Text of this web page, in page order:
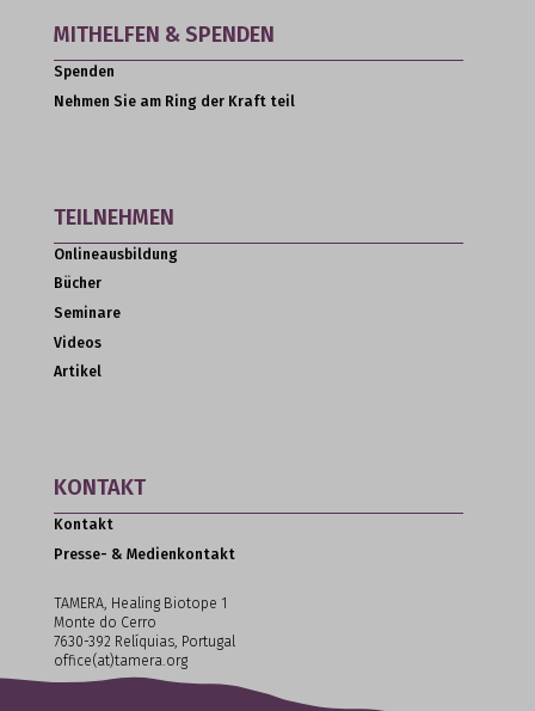
MITHELFEN & SPENDEN
Spenden
Nehmen Sie am Ring der Kraft teil
TEILNEHMEN
Onlineausbildung
Bücher
Seminare
Videos
Artikel
KONTAKT
Kontakt
Presse- & Medienkontakt
TAMERA, Healing Biotope 1
Monte do Cerro
7630-392 Relíquias, Portugal
office(at)tamera.org